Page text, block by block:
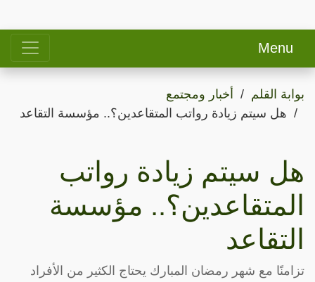
Menu
بوابة القلم
أخبار ومجتمع
هل سيتم زيادة رواتب المتقاعدين؟.. مؤسسة التقاعد
هل سيتم زيادة رواتب
المتقاعدين؟.. مؤسسة
التقاعد
تزامنًا مع شهر رمضان المبارك يحتاج الكثير من الأفراد